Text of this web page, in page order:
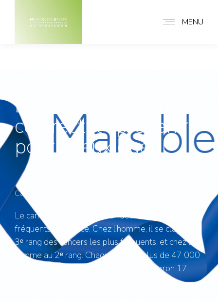
MENU
Dépistage du cancer
colorectal : prévenir
pour mieux guérir
Case summery
Le cancer colorectal est l’un des cancers les plus
fréquents en France. Chez l’homme, il se classe au
3ᵉ rang des cancers les plus fréquents, et chez la
femme au 2ᵉ rang. Chaque année, plus de 47 000
nouveaux cas sont diagnostiqués et environ 17